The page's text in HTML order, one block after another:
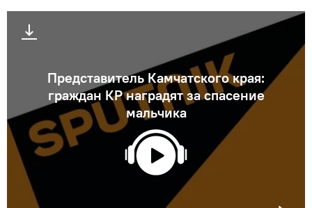
Представитель Камчатского края:
граждан КР наградят за спасение
мальчика